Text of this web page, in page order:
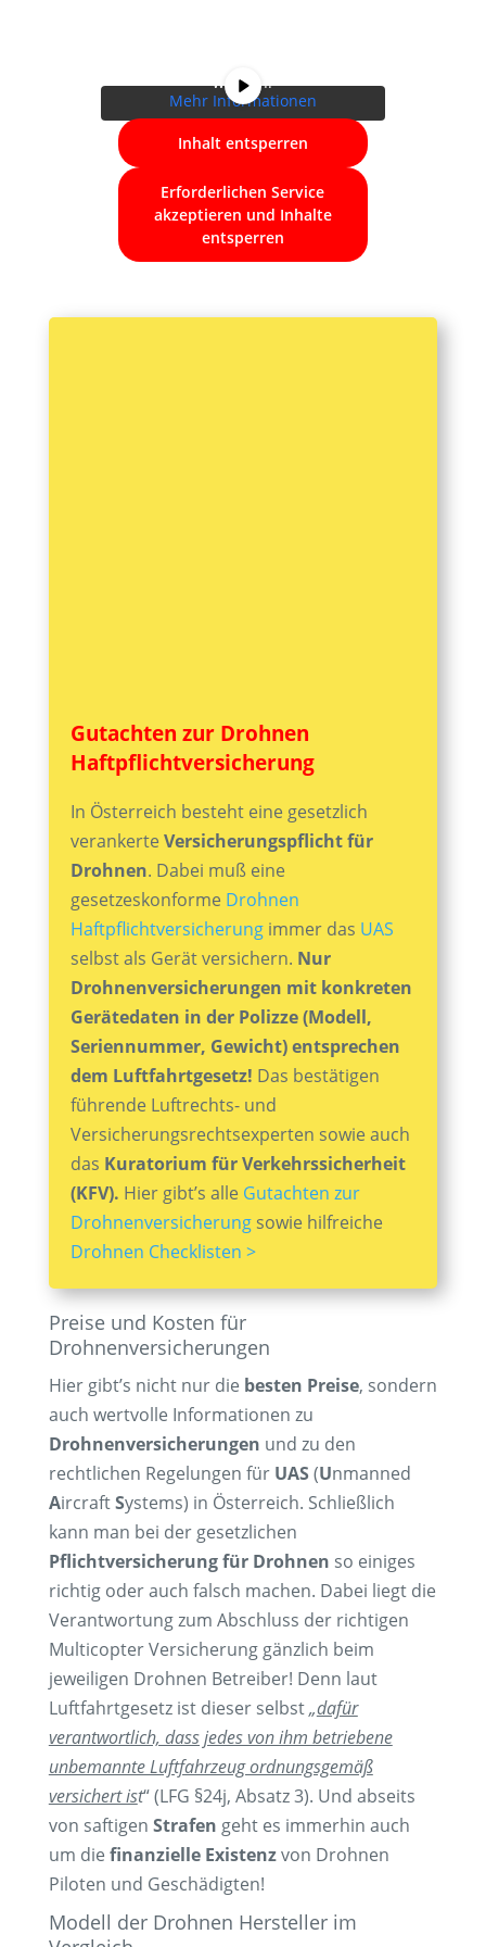
werden.
Mehr Informationen
Inhalt entsperren
Erforderlichen Service
akzeptieren und Inhalte
entsperren
Gutachten zur Drohnen
Haftpflichtversicherung
In Österreich besteht eine gesetzlich
verankerte Versicherungspflicht für
Drohnen. Dabei muß eine
gesetzeskonforme Drohnen
Haftpflichtversicherungimmer das UAS
selbst als Gerät versichern. Nur
Drohnenversicherungen mit konkreten
Gerätedaten in der Polizze(Modell,
Seriennummer, Gewicht) entsprechen
dem Luftfahrtgesetz! Das bestätigen
führende Luftrechts- und
Versicherungsrechtsexperten sowie auch
das Kuratorium für Verkehrssicherheit
(KFV). Hier gibt’s alle Gutachten zur
Drohnenversicherungsowie hilfreiche
Drohnen Checklisten >
Preise und Kosten für
Drohnenversicherungen
Hier gibt’s nicht nur die besten Preise, sondern
auch wertvolle Informationen zu
Drohnenversicherungen und zu den
rechtlichen Regelungen für UAS(Unmanned
AircraftSystems) in Österreich. Schließlich
kann man bei der gesetzlichen
Pflichtversicherung für Drohnen so einiges
richtig oder auch falsch machen. Dabei liegt die
Verantwortung zum Abschluss der richtigen
Multicopter Versicherung gänzlich beim
jeweiligen Drohnen Betreiber! Denn laut
Luftfahrtgesetz ist dieser selbst„dafür
verantwortlich, dass jedes von ihm betriebene
unbemannte Luftfahrzeug ordnungsgemäß
versichert ist“ (LFG §24j, Absatz 3). Und abseits
von saftigen Strafen geht es immerhin auch
um die finanzielle Existenzvon Drohnen
Piloten und Geschädigten!
Modell der Drohnen Hersteller im